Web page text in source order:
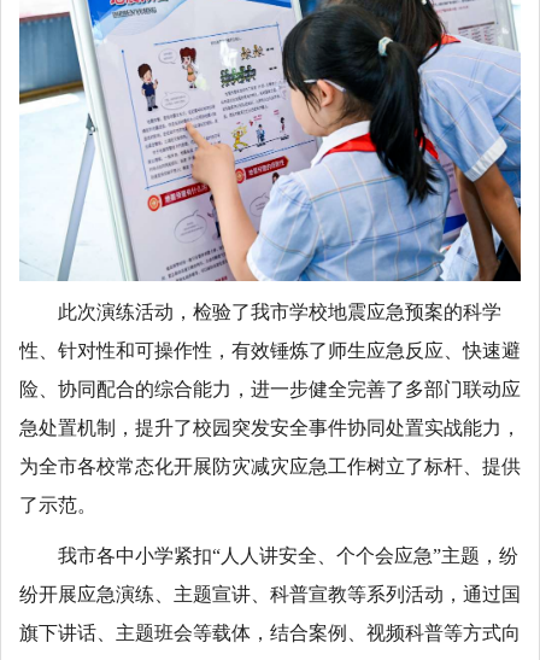
此次演练活动，检验了我市学校地震应急预案的科学
性、针对性和可操作性，有效锤炼了师生应急反应、快速避
险、协同配合的综合能力，进一步健全完善了多部门联动应
急处置机制，提升了校园突发安全事件协同处置实战能力，
为全市各校常态化开展防灾减灾应急工作树立了标杆、提供
了示范。
我市各中小学紧扣“人人讲安全、个个会应急”主题，纷
纷开展应急演练、主题宣讲、科普宣教等系列活动，通过国
旗下讲话、主题班会等载体，结合案例、视频科普等方式向